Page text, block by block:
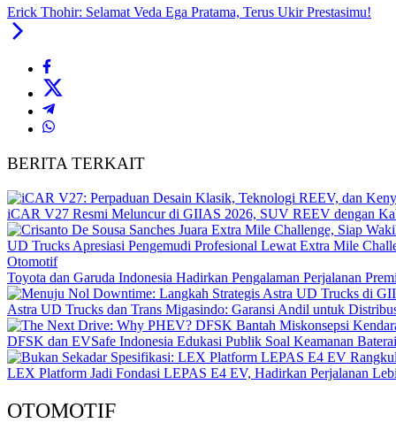
Erick Thohir: Selamat Veda Ega Pratama, Terus Ukir Prestasimu!
BERITA TERKAIT
iCAR V27 Resmi Meluncur di GIIAS 2026, SUV REEV dengan
UD Trucks Apresiasi Pengemudi Profesional Lewat Extra Mile
Otomotif
Toyota dan Garuda Indonesia Hadirkan Pengalaman Perjalanan
Astra UD Trucks dan Trans Migasindo: Garansi Andil untuk
DFSK dan EVSafe Indonesia Edukasi Publik Soal Keamanan
LEX Platform Jadi Fondasi LEPAS E4 EV, Hadirkan Perjalanan
OTOMOTIF